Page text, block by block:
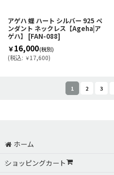
アゲハ 蝶 ハート シルバー 925 ペ
ンダント ネックレス【Ageha|ア
ゲハ】
[FAN-088]
￥16,000(税別)
(税込: ￥17,600)
1 2 3
ホーム
ショッピングカート